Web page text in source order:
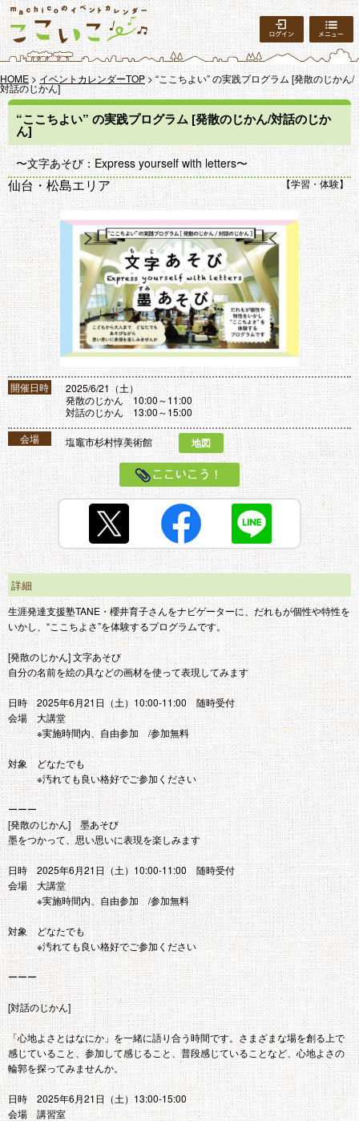
ログイン
HOME> イベントカレンダーTOP> “ここちよい” の実践プログラム [発散のじかん/
対話のじかん]
“ここちよい” の実践プログラム [発散のじかん/対話のじか
ん]
〜文字あそび：Express yourself with letters〜
仙台・松島エリア 学習・体験
開催日時
2025/6/21（土）
発散のじかん 10:00～11:00
対話のじかん 13:00～15:00
会場
塩竈市杉村惇美術館 地図
ここいこう！
詳細
生涯発達支援塾TANE・櫻井育子さんをナビゲーターに、だれもが個性や特性を
いかし、“ここちよさ”を体験するプログラムです。
[発散のじかん] 文字あそび
自分の名前を絵の具などの画材を使って表現してみます
日時 2025年6月21日（土）10:00-11:00 随時受付
会場 大講堂
※実施時間内、自由参加 /参加無料
対象 どなたでも
※汚れても良い格好でご参加ください
ーーー
[発散のじかん] 墨あそび
墨をつかって、思い思いに表現を楽しみます
日時 2025年6月21日（土）10:00-11:00 随時受付
会場 大講堂
※実施時間内、自由参加 /参加無料
対象 どなたでも
※汚れても良い格好でご参加ください
ーーー
[対話のじかん]
「心地よさとはなにか」を一緒に語り合う時間です。さまざまな場を創る上で
感じていること、参加して感じること、普段感じていることなど、心地よさの
輪郭を探ってみませんか。
日時 2025年6月21日（土）13:00-15:00
会場 講習室